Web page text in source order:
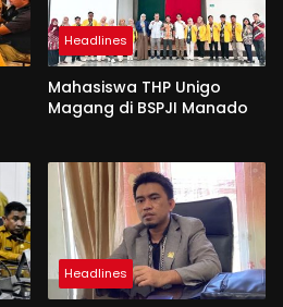
Headlines
Mahasiswa THP Unigo
Magang di BSPJI Manado
Headlines